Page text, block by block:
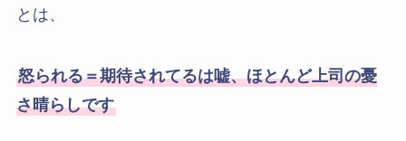
とは、
怒られる＝期待されてるは嘘、ほとんど上司の憂
さ晴らしです